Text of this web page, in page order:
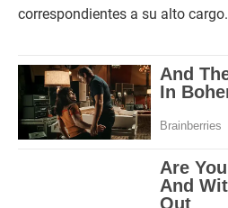
correspondientes a su alto cargo.